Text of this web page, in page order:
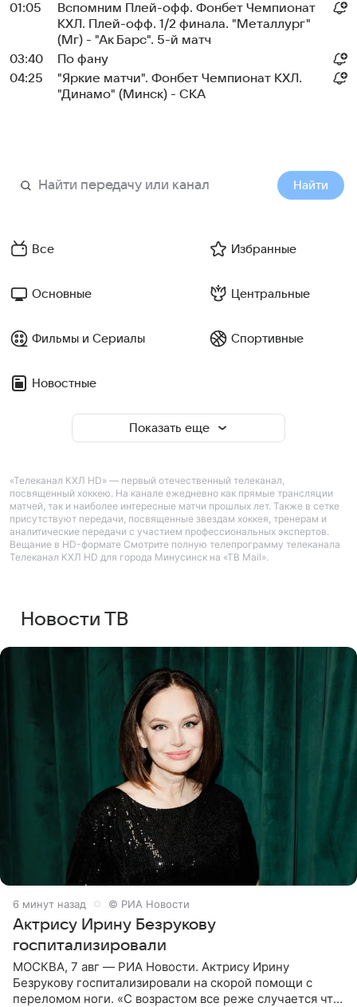
01:05
Вспомним Плей-офф. Фонбет Чемпионат
КХЛ. Плей-офф. 1/2 финала. "Металлург"
(Мг) - "Ак Барс". 5-й матч
03:40
По фану
04:25
"Яркие матчи". Фонбет Чемпионат КХЛ.
"Динамо" (Минск) - СКА
Найти
Все Избранные
Основные Центральные
Фильмы и Сериалы Спортивные
Новостные
Показать еще
«Телеканал КХЛ HD» — первый отечественный телеканал,
посвященный хоккею. На канале ежедневно как прямые трансляции
матчей, так и наиболее интересные матчи прошлых лет. Также в сетке
присутствуют передачи, посвященные звездам хоккея, тренерам и
аналитические передачи с участием профессиональных экспертов.
Вещание в HD-формате Смотрите полную телепрограмму телеканала
Телеканал КХЛ HD для города Минусинск на «ТВ Mail».
Новости ТВ
6 минут назад © РИА Новости
Актрису Ирину Безрукову
госпитализировали
МОСКВА, 7 авг — РИА Новости. Актрису Ирину
Безрукову госпитализировали на скорой помощи с
переломом ноги. «С возрастом все реже случается что-